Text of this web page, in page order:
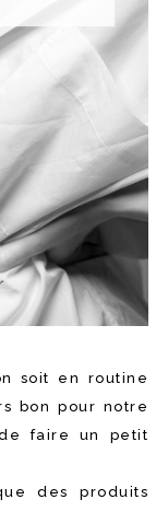
soit en routine
bon pour notre
faire un petit
des produits